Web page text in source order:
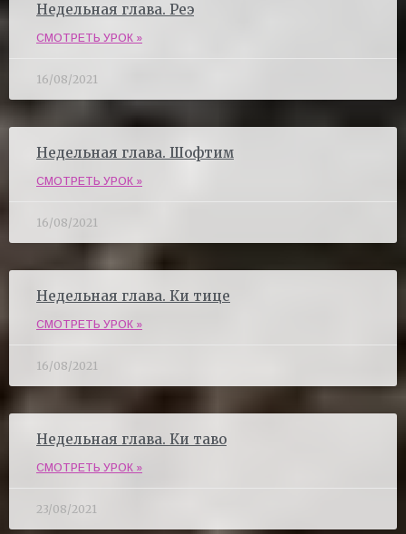
Недельная глава. Реэ
СМОТРЕТЬ УРОК »
16/08/2021
Недельная глава. Шофтим
СМОТРЕТЬ УРОК »
16/08/2021
Недельная глава. Ки тице
СМОТРЕТЬ УРОК »
16/08/2021
Недельная глава. Ки таво
СМОТРЕТЬ УРОК »
23/08/2021